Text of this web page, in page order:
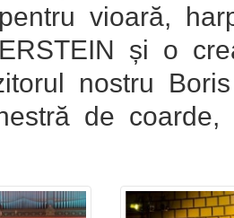
vioară,
și o
nostru
de